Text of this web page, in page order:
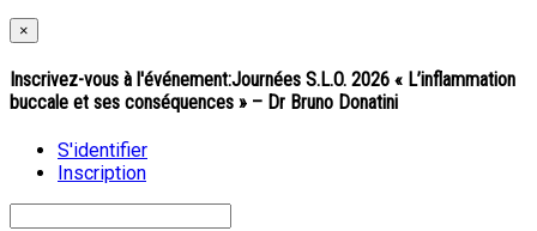
×
Inscrivez-vous à l'événement:Journées S.L.O. 2026 « L’inflammation
buccale et ses conséquences » – Dr Bruno Donatini
S'identifier
Inscription